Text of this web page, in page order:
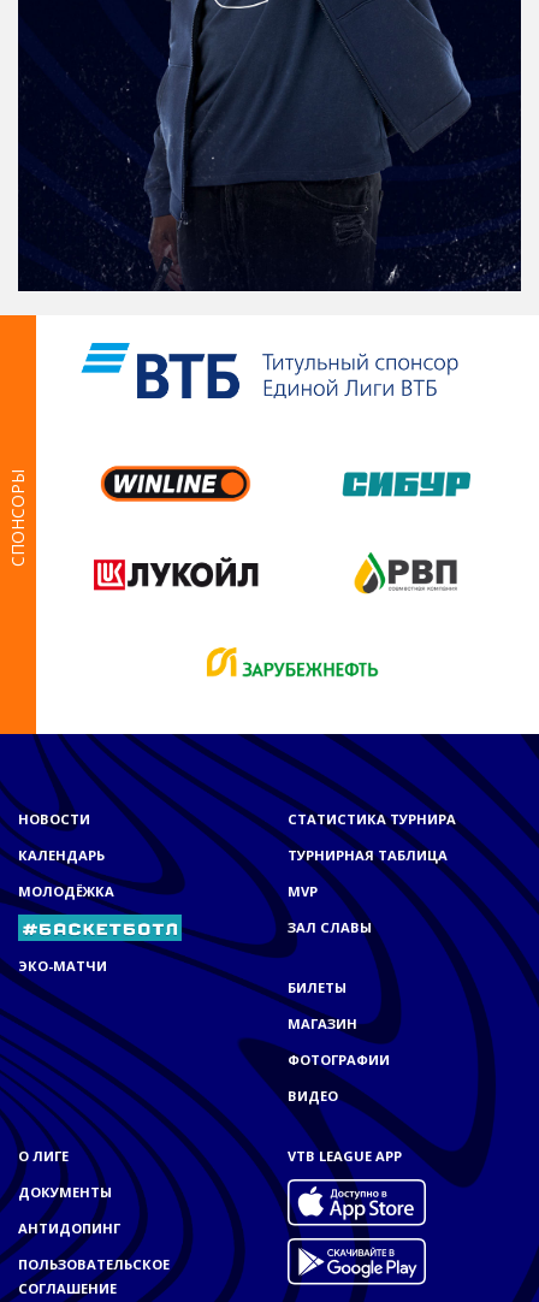
СПОНСОРЫ
НОВОСТИ
КАЛЕНДАРЬ
МОЛОДЁЖКА
ЭКО-МАТЧИ
СТАТИСТИКА ТУРНИРА
ТУРНИРНАЯ ТАБЛИЦА
MVP
ЗАЛ СЛАВЫ
БИЛЕТЫ
МАГАЗИН
ФОТОГРАФИИ
ВИДЕО
О ЛИГЕ
ДОКУМЕНТЫ
АНТИДОПИНГ
ПОЛЬЗОВАТЕЛЬСКОЕ
СОГЛАШЕНИЕ
VTB LEAGUE APP